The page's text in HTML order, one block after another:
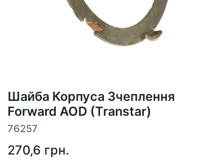
Шайба Корпуса Зчеплення
Forward AOD (Transtar)
76257
270,6 грн.